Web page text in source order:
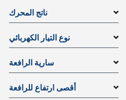
ناتج المحرك
نوع التيار الكهربائي
سارية الرافعة
أقصى ارتفاع للرافعة